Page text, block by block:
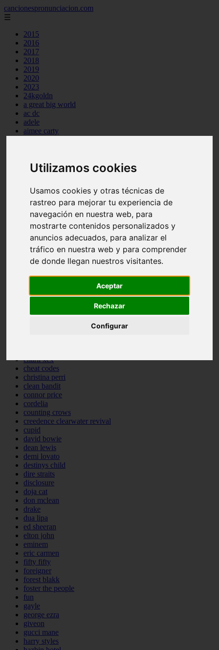
Utilizamos cookies
Usamos cookies y otras técnicas de
rastreo para mejorar tu experiencia de
navegación en nuestra web, para
mostrarte contenidos personalizados y
anuncios adecuados, para analizar el
tráfico en nuestra web y para comprender
de donde llegan nuestros visitantes.
Aceptar
Rechazar
Configurar
cancionespronunciacion.com
☰
2015
2016
2017
2018
2019
2020
2023
24kgoldn
a great big world
ac dc
adele
aimee carty
aretha franklin
ariana grande
atb
ava max
backstreet boys
bastille
bebe rexha
benny blanco
benson boone
beyonce
billie eilish
bob marley
bruno mars
charli xcx
cheat codes
christina perri
clean bandit
connor price
cordelia
counting crows
creedence clearwater revival
cupid
david bowie
dean lewis
demi lovato
destinys child
dire straits
disclosure
doja cat
don mclean
drake
dua lipa
ed sheeran
elton john
eminem
eric carmen
fifty fifty
foreigner
forest blakk
foster the people
fun
gayle
george ezra
giveon
gucci mane
harry styles